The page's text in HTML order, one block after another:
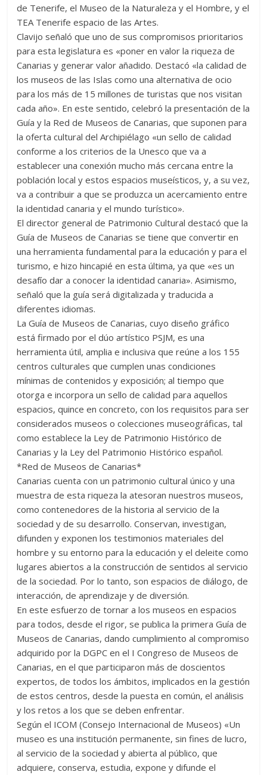
de Tenerife, el Museo de la Naturaleza y el Hombre, y el
TEA Tenerife espacio de las Artes.
Clavijo señaló que uno de sus compromisos prioritarios
para esta legislatura es «poner en valor la riqueza de
Canarias y generar valor añadido. Destacó «la calidad de
los museos de las Islas como una alternativa de ocio
para los más de 15 millones de turistas que nos visitan
cada año». En este sentido, celebró la presentación de la
Guía y la Red de Museos de Canarias, que suponen para
la oferta cultural del Archipiélago «un sello de calidad
conforme a los criterios de la Unesco que va a
establecer una conexión mucho más cercana entre la
población local y estos espacios museísticos, y, a su vez,
va a contribuir a que se produzca un acercamiento entre
la identidad canaria y el mundo turístico».
El director general de Patrimonio Cultural destacó que la
Guía de Museos de Canarias se tiene que convertir en
una herramienta fundamental para la educación y para el
turismo, e hizo hincapié en esta última, ya que «es un
desafío dar a conocer la identidad canaria». Asimismo,
señaló que la guía será digitalizada y traducida a
diferentes idiomas.
La Guía de Museos de Canarias, cuyo diseño gráfico
está firmado por el dúo artístico PSJM, es una
herramienta útil, amplia e inclusiva que reúne a los 155
centros culturales que cumplen unas condiciones
mínimas de contenidos y exposición; al tiempo que
otorga e incorpora un sello de calidad para aquellos
espacios, quince en concreto, con los requisitos para ser
considerados museos o colecciones museográficas, tal
como establece la Ley de Patrimonio Histórico de
Canarias y la Ley del Patrimonio Histórico español.
*Red de Museos de Canarias*
Canarias cuenta con un patrimonio cultural único y una
muestra de esta riqueza la atesoran nuestros museos,
como contenedores de la historia al servicio de la
sociedad y de su desarrollo. Conservan, investigan,
difunden y exponen los testimonios materiales del
hombre y su entorno para la educación y el deleite como
lugares abiertos a la construcción de sentidos al servicio
de la sociedad. Por lo tanto, son espacios de diálogo, de
interacción, de aprendizaje y de diversión.
En este esfuerzo de tornar a los museos en espacios
para todos, desde el rigor, se publica la primera Guía de
Museos de Canarias, dando cumplimiento al compromiso
adquirido por la DGPC en el I Congreso de Museos de
Canarias, en el que participaron más de doscientos
expertos, de todos los ámbitos, implicados en la gestión
de estos centros, desde la puesta en común, el análisis
y los retos a los que se deben enfrentar.
Según el ICOM (Consejo Internacional de Museos) «Un
museo es una institución permanente, sin fines de lucro,
al servicio de la sociedad y abierta al públi­co, que
adquiere, conserva, estudia, expone y difun­de el